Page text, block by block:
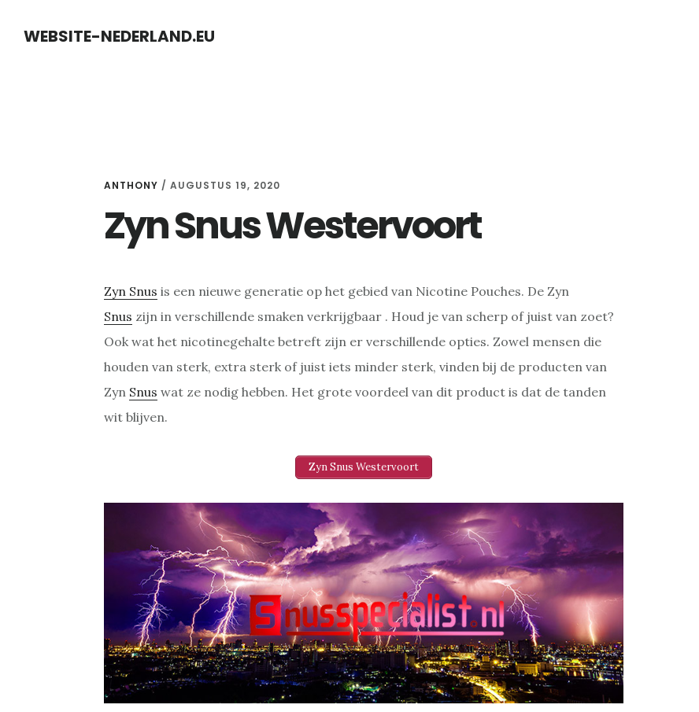
WEBSITE-NEDERLAND.EU
ANTHONY / AUGUSTUS 19, 2020
Zyn Snus Westervoort
Zyn Snus is een nieuwe generatie op het gebied van Nicotine Pouches. De Zyn
Snus zijn in verschillende smaken verkrijgbaar . Houd je van scherp of juist van zoet?
Ook wat het nicotinegehalte betreft zijn er verschillende opties. Zowel mensen die
houden van sterk, extra sterk of juist iets minder sterk, vinden bij de producten van
Zyn Snus wat ze nodig hebben. Het grote voordeel van dit product is dat de tanden
wit blijven.
Zyn Snus Westervoort